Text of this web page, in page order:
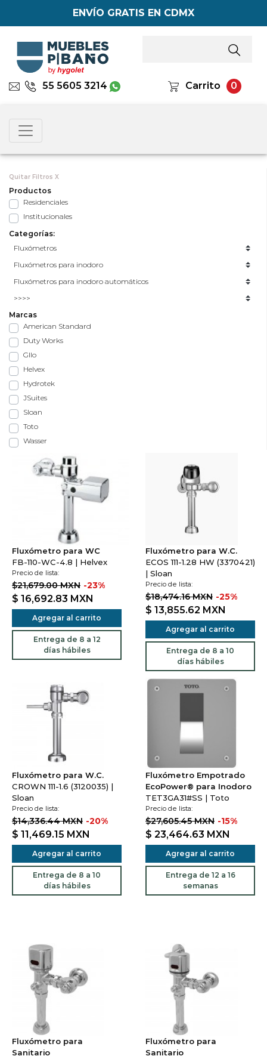
ENVÍO GRATIS EN CDMX
55 5605 3214 Carrito 0
Quitar Filtros X
Productos
Residenciales
Institucionales
Categorías:
Marcas
American Standard
Duty Works
Gllo
Helvex
Hydrotek
JSuites
Sloan
Toto
Wasser
Fluxómetro para WC
FB-110-WC-4.8 | Helvex
Precio de lista:
$21,679.00 MXN -23%
$ 16,692.83 MXN
Agregar al carrito
Entrega de 8 a 12
días hábiles
Fluxómetro para W.C.
ECOS 111-1.28 HW (3370421)
| Sloan
Precio de lista:
$18,474.16 MXN -25%
$ 13,855.62 MXN
Agregar al carrito
Entrega de 8 a 10
días hábiles
Fluxómetro para W.C.
CROWN 111-1.6 (3120035) |
Sloan
Precio de lista:
$14,336.44 MXN -20%
$ 11,469.15 MXN
Agregar al carrito
Entrega de 8 a 10
días hábiles
Fluxómetro Empotrado
EcoPower® para Inodoro
TET3GA31#SS | Toto
Precio de lista:
$27,605.45 MXN -15%
$ 23,464.63 MXN
Agregar al carrito
Entrega de 12 a 16
semanas
Fluxómetro para
Sanitario
Fluxómetro para
Sanitario